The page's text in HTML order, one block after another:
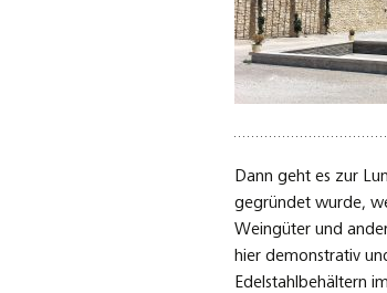
Dann geht es zur
gegründet wurde,
Weingüter und
hier demonstrativ
Edelstahlbehältern